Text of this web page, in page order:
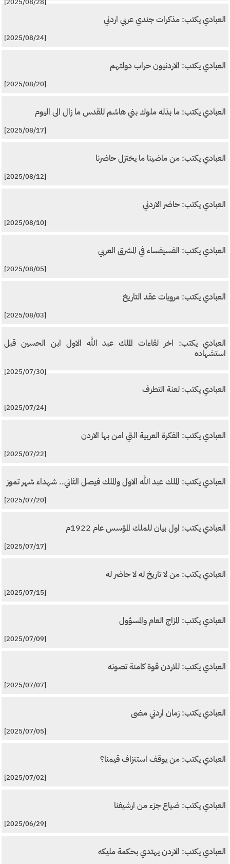
العبادي يكتب: مذكرات جندي عربي اردني
[2025/08/24]
العبادي يكتب: الاردنيون حراب دولتهم
[2025/08/20]
العبادي يكتب: ما بذله ملوك بني هاشم للقدس ما زال الى اليوم
[2025/08/17]
العبادي يكتب: من ماضينا ما يختزل حاضرنا
[2025/08/12]
العبادي يكتب: حاضر الاردني
[2025/08/10]
العبادي يكتب: الفسيفساء في المشرق العربي
[2025/08/05]
العبادي يكتب: مرويات عقد التاريخ
[2025/08/03]
العبادي يكتب: اخر لقاءات الملك عبد الله الاول ابن الحسين قبل
استشهاده
[2025/07/30]
العبادي يكتب: لعنة التطرف
[2025/07/24]
العبادي يكتب: الفكرة العربية التي امن بها الاردن
[2025/07/22]
العبادي يكتب: الملك عبد الله الاول والملك فيصل الثاني.. شهداء شهر تموز
[2025/07/20]
العبادي يكتب: اول بيان للملك المؤسس عام 1922م
[2025/07/17]
العبادي يكتب: من لا تاريخ له لا حاضر له
[2025/07/15]
العبادي يكتب: المزاج العام والمسؤول
[2025/07/09]
العبادي يكتب: للاردن قوة كامنة تصونه
[2025/07/07]
العبادي يكتب: زمان اردني مضى
[2025/07/05]
العبادي يكتب: من يوقف استنزاف قيمنا؟
[2025/07/02]
العبادي يكتب: ضياع جزء من ارشيفنا
[2025/06/29]
العبادي يكتب: الاردن يهتدي بحكمة مليكه